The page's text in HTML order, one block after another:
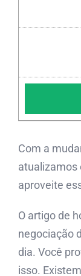
Com a
atualizamos
aproveite
O artigo de
negociação
dia. Você
isso.